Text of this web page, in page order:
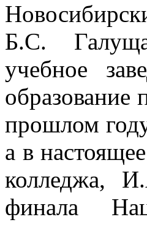
Б.С.
учебное
образование
прошлом
а в
колледжа,
финала